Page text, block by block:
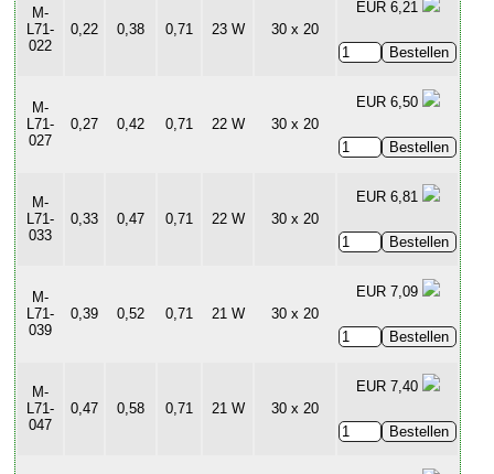
M-
L71-
022
0,22 0,38 0,71 23 W 30 x 20
EUR 6,21
M-
L71-
027
0,27 0,42 0,71 22 W 30 x 20
EUR 6,50
M-
L71-
033
0,33 0,47 0,71 22 W 30 x 20
EUR 6,81
M-
L71-
039
0,39 0,52 0,71 21 W 30 x 20
EUR 7,09
M-
L71-
047
0,47 0,58 0,71 21 W 30 x 20
EUR 7,40